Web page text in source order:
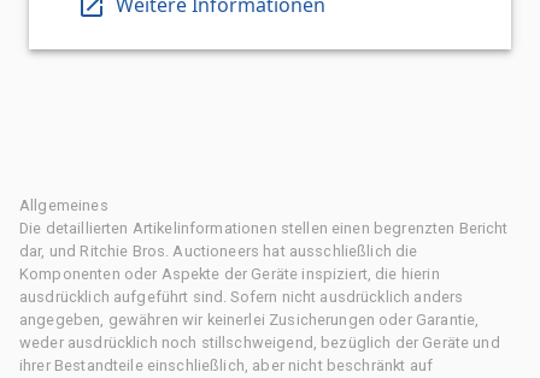
Allgemeines
Die detaillierten Artikelinformationen stellen einen begrenzten Bericht
dar, und Ritchie Bros. Auctioneers hat ausschließlich die
Komponenten oder Aspekte der Geräte inspiziert, die hierin
ausdrücklich aufgeführt sind. Sofern nicht ausdrücklich anders
angegeben, gewähren wir keinerlei Zusicherungen oder Garantie,
weder ausdrücklich noch stillschweigend, bezüglich der Geräte und
ihrer Bestandteile einschließlich, aber nicht beschränkt auf